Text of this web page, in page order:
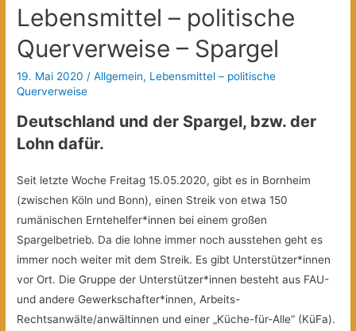
Querverweise
Solidarität
mit
den
Arbeiter*innen
in
Tierindustrie
Lebensmittel – politische
Querverweise – Spargel
19. Mai 2020 /Allgemein, Lebensmittel – politische
Querverweise
Deutschland und der Spargel, bzw. der
Lohn dafür.
Seit letzte Woche Freitag 15.05.2020, gibt es in Bornheim
(zwischen Köln und Bonn), einen Streik von etwa 150
rumänischen Erntehelfer*innen bei einem großen
Spargelbetrieb. Da die lohne immer noch ausstehen geht es
immer noch weiter mit dem Streik. Es gibt Unterstützer*innen
vor Ort. Die Gruppe der Unterstützer*innen besteht aus FAU-
und andere Gewerkschafter*innen, Arbeits-
Rechtsanwälte/anwältinnen und einer „Küche-für-Alle“ (KüFa).